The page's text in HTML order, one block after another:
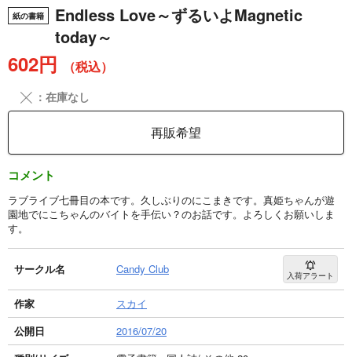
紙の書籍
Endless Love～ずるいよMagnetic
today～
602円 （税込）
╳ ：在庫なし
再販希望
コメント
ラブライブ七冊目の本です。久しぶりのにこまきです。真姫ちゃんが遊
園地でにこちゃんのバイトを手伝い？のお話です。よろしくお願いしま
す。
サークル名 Candy Club 入荷アラート
作家
スカイ
公開日
2016/07/20